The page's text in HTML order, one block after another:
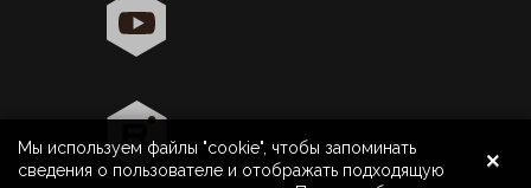
8 800 500 40 40 Астрахань
Да
Мы используем файлы "cookie", чтобы запоминать
сведения о пользователе и отображать подходящую
×